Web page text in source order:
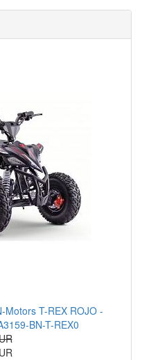
Motors T-REX ROJO -
BN-T-REX0